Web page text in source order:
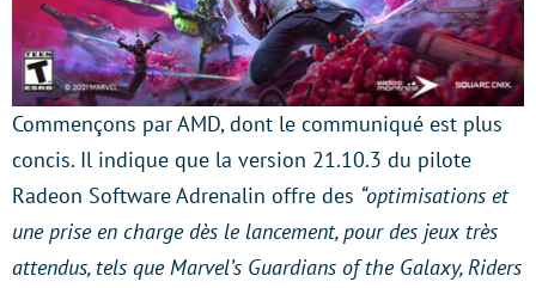
Commençons par AMD, dont le communiqué est plus
concis. Il indique que la version 21.10.3 du pilote
Radeon Software Adrenalin offre des “optimisations et
une prise en charge dès le lancement, pour des jeux très
attendus, tels que Marvel’s Guardians of the Galaxy, Riders